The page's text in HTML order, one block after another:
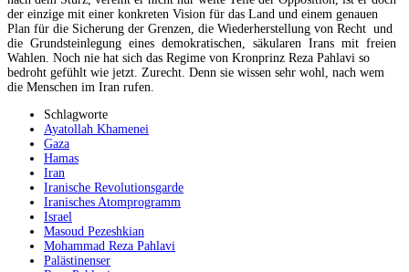
der einzige mit einer konkreten Vision für das Land und einem genauen
Plan für die Sicherung der Grenzen, die Wiederherstellung von Recht und
die Grundsteinlegung eines demokratischen, säkularen Irans mit freien
Wahlen. Noch nie hat sich das Regime von Kronprinz Reza Pahlavi so
bedroht gefühlt wie jetzt. Zurecht. Denn sie wissen sehr wohl, nach wem
die Menschen im Iran rufen.
Schlagworte
Ayatollah Khamenei
Gaza
Hamas
Iran
Iranische Revolutionsgarde
Iranisches Atomprogramm
Israel
Masoud Pezeshkian
Mohammad Reza Pahlavi
Palästinenser